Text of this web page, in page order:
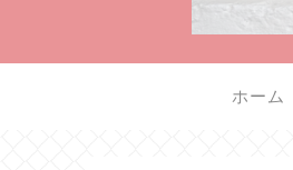
ホーム